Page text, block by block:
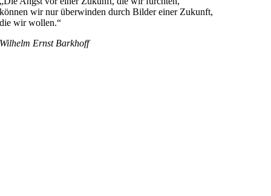
können wir nur überwinden durch Bilder einer Zukunft,
die wir wollen.“
Wilhelm Ernst Barkhoff